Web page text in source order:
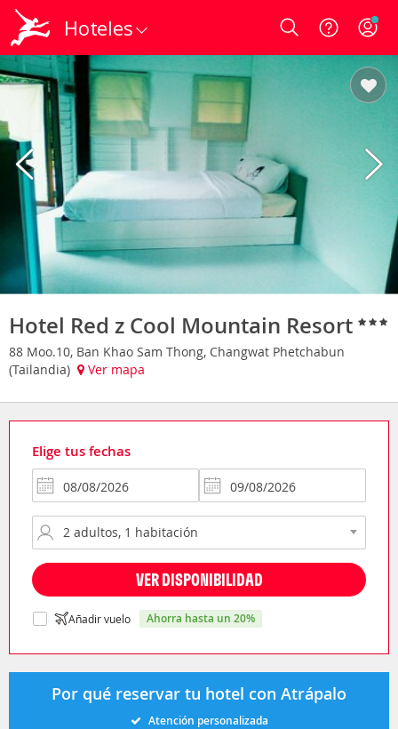
Hoteles Login
Hotel Red z Cool Mountain Resort
88 Moo.10, Ban Khao Sam Thong, Changwat Phetchabun
(Tailandia)
Ver mapa
Elige tus fechas
VER DISPONIBILIDAD
Añadir vuelo ahorra hasta un 20%
Por qué reservar tu hotel con Atrápalo
Atención personalizada